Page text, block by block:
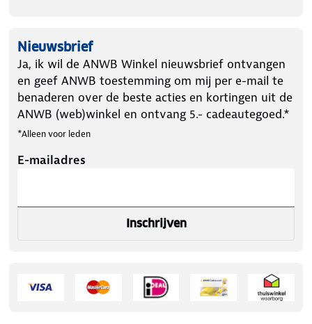
Nieuwsbrief
Ja, ik wil de ANWB Winkel nieuwsbrief ontvangen
en geef ANWB toestemming om mij per e-mail te
benaderen over de beste acties en kortingen uit de
ANWB (web)winkel en ontvang 5.- cadeautegoed.*
*Alleen voor leden
E-mailadres
Inschrijven